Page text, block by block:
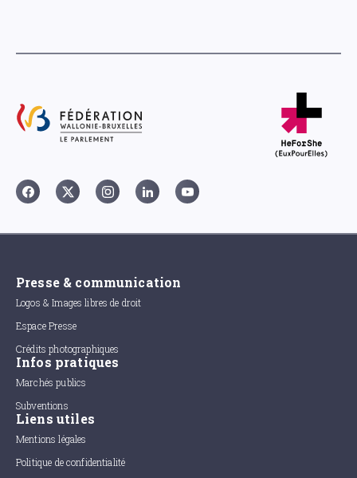
Presse & communication
Logos & Images libres de droit
Espace Presse
Crédits photographiques
Infos pratiques
Marchés publics
Subventions
Liens utiles
Mentions légales
Politique de confidentialité